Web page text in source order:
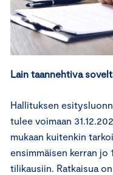
Lain taannehtiva
Hallituksen
tulee voimaan
mukaan kuitenkin
ensimmäisen kerran jo
tilikausiin. Ratkaisua